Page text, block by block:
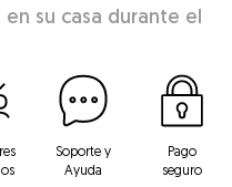
su casa durante el
Soporte y
Ayuda
Pago
seguro